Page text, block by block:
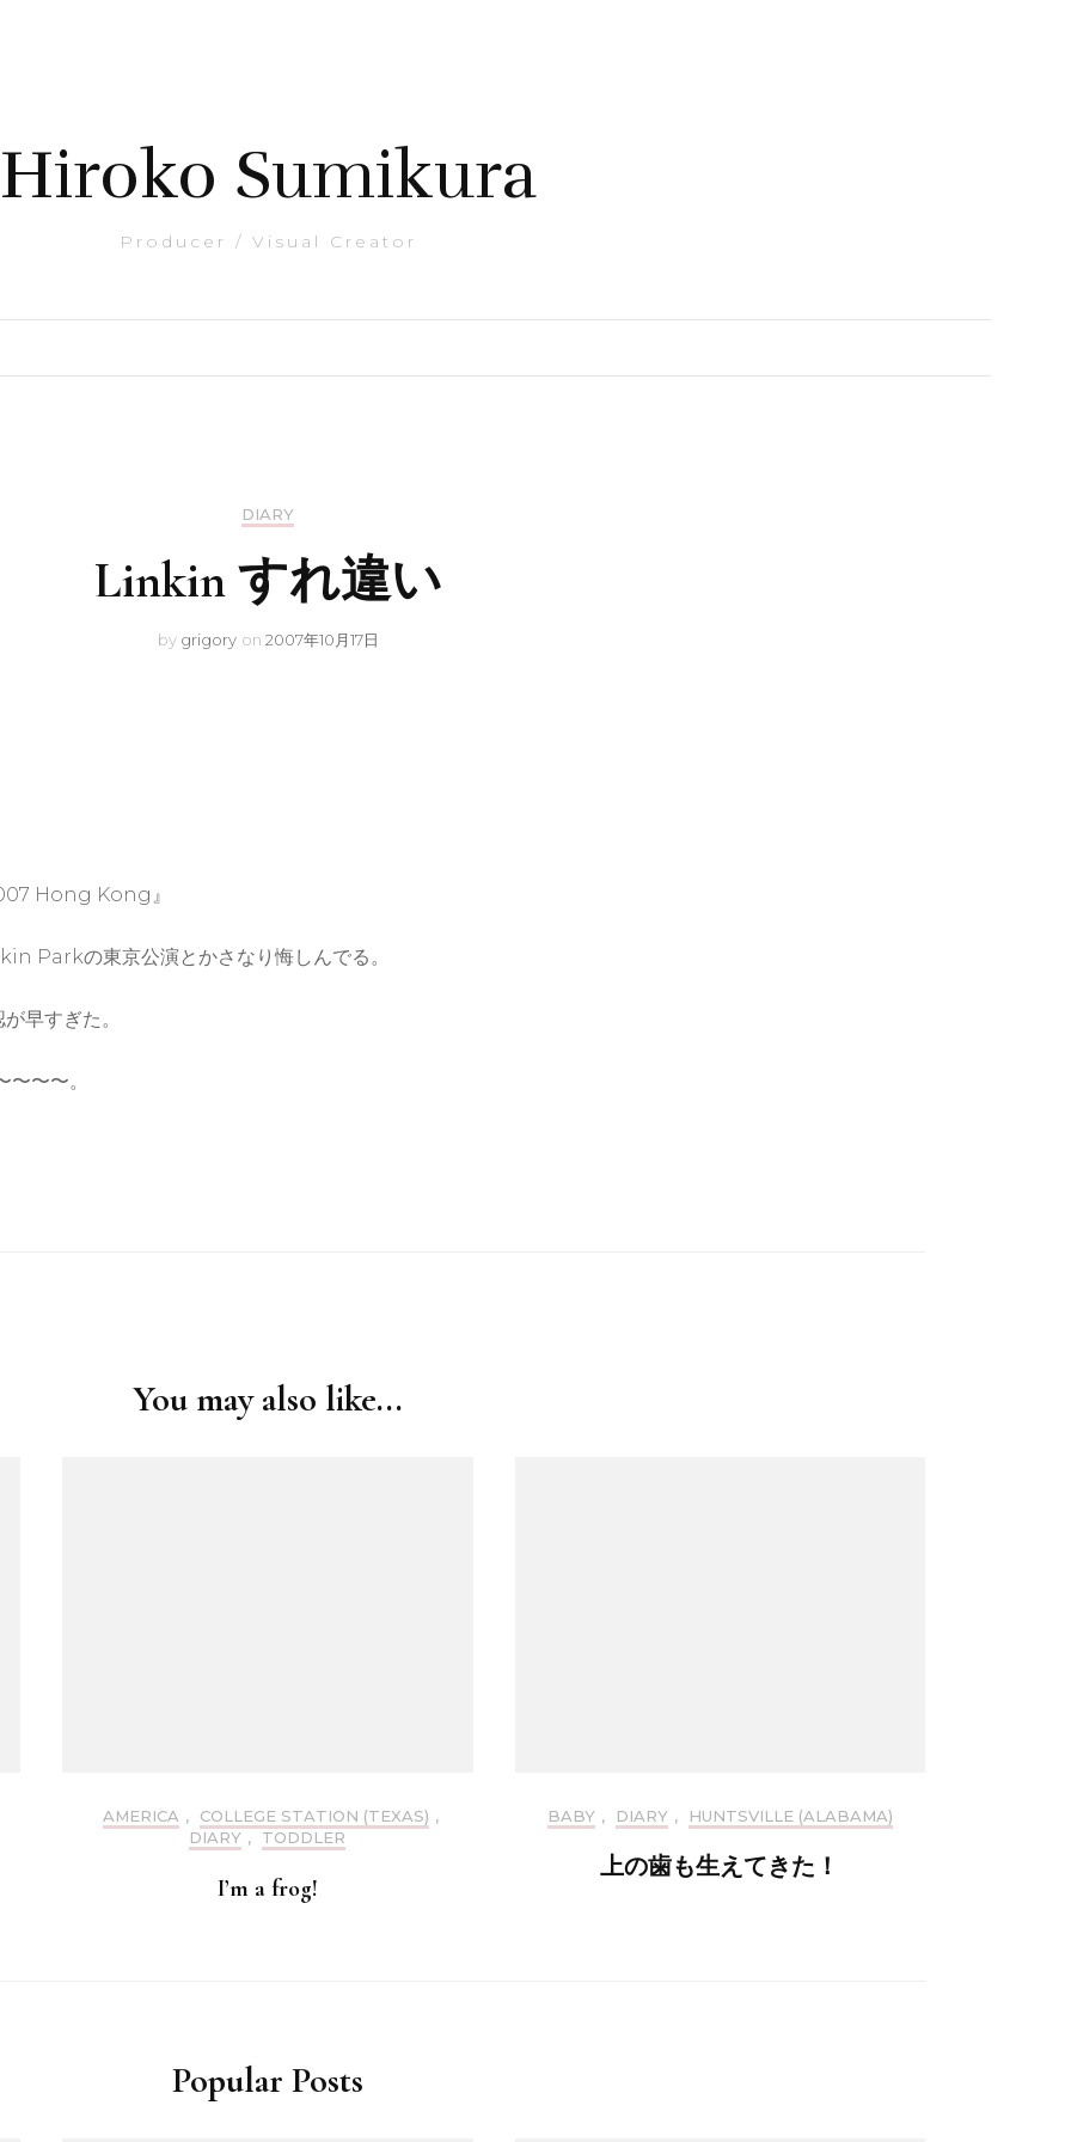
Hiroko Sumikura
Producer / Visual Creator
DIARY
Linkin すれ違い
by grigory on 2007年10月17日
Hong Kong』
Parkの東京公演とかさなり悔しんでる。
早すぎた。
〜〜。
You may also like...
AMERICA , COLLEGE STATION (TEXAS) ,
DIARY , TODDLER
I’m a frog!
BABY , DIARY , HUNTSVILLE (ALABAMA)
上の歯も生えてきた！
Popular Posts